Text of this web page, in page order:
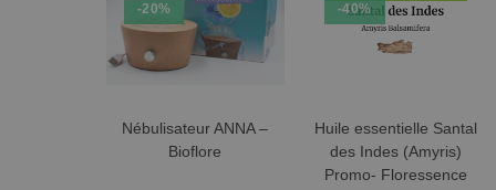
-20%
Nébulisateur ANNA –
Bioflore
-40%
Huile essentielle Santal
des Indes (Amyris)
Promo- Floressence